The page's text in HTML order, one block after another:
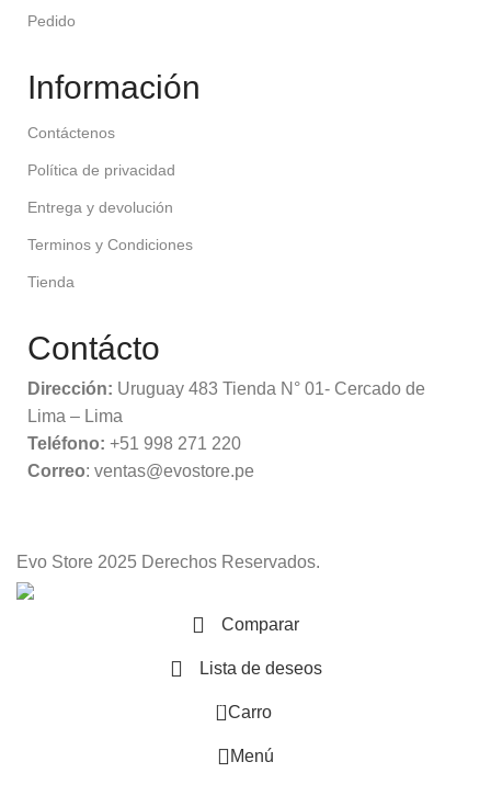
Pedido
Información
Contáctenos
Política de privacidad
Entrega y devolución
Terminos y Condiciones
Tienda
Contácto
Dirección: Uruguay 483 Tienda N° 01- Cercado de
Lima – Lima
Teléfono: +51 998 271 220
Correo: ventas@evostore.pe
Evo Store 2025 Derechos Reservados.
Comparar
Lista de deseos
0 Carro
Menú